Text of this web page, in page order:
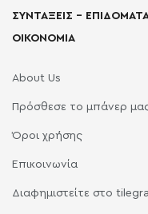
ΣΥΝΤΑΞΕΙΣ –
ΟΙΚΟΝΟΜΙΑ
About Us
Πρόσθεσε το μπάνερ
Όροι χρήσης
Επικοινωνία
Διαφημιστείτε στο